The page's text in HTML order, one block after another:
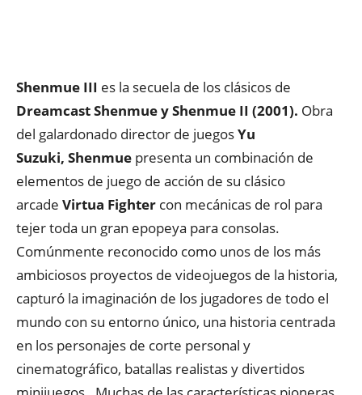
Shenmue III es la secuela de los clásicos de
Dreamcast Shenmue y Shenmue II (2001). Obra
del galardonado director de juegosYu
Suzuki, Shenmue presenta un combinación de
elementos de juego de acción de su clásico
arcade Virtua Fighter con mecánicas de rol para
tejer toda un gran epopeya para consolas.
Comúnmente reconocido como unos de los más
ambiciosos proyectos de videojuegos de la historia,
capturó la imaginación de los jugadores de todo el
mundo con su entorno único, una historia centrada
en los personajes de corte personal y
cinematográfico, batallas realistas y divertidos